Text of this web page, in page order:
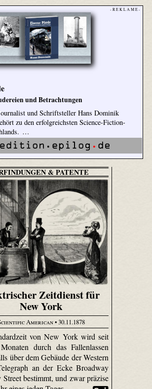
- R E K L A M E -
und Betrachtungen
und Schriftsteller Hans Dominik
zu den erfolgreichsten Science-Fiction-
…
& PATENTE
Zeitdienst für
New York
American• 30.11.1878
von New York wird seit
durch das Fallenlassen
über dem Gebäude der Western
an der Ecke Broadway
bestimmt, und zwar präzise